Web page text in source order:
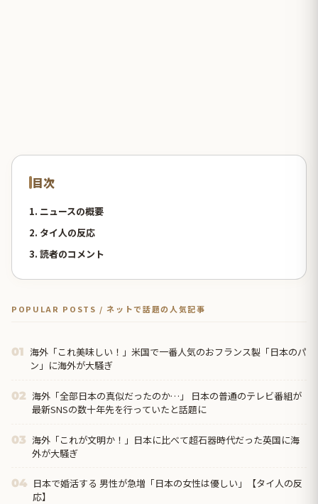
目次
1. ニュースの概要
2. タイ人の反応
3. 読者のコメント
POPULAR POSTS / ネットで話題の人気記事
01 海外「これ美味しい！」米国で一番人気のおフランス製「日本のパ
ン」に海外が大騒ぎ
02 海外「全部日本の真似だったのか…」 日本の普通のテレビ番組が
最新SNSの数十年先を行っていたと話題に
03 海外「これが文明か！」日本に比べて超石器時代だった英国に海
外が大騒ぎ
04 日本で婚活する 男性が急増「日本の女性は優しい」【タイ人の反
応】